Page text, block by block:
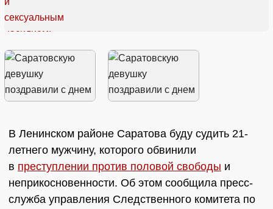
В Ленинском районе Саратова буду судить 21-
летнего мужчину, которого обвинили
в преступлении против половой свободы и
неприкосновенности. Об этом сообщила пресс-
служба управления Следственного комитета по